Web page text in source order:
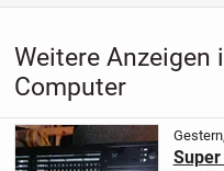
Weitere Anzeigen
Computer
Super